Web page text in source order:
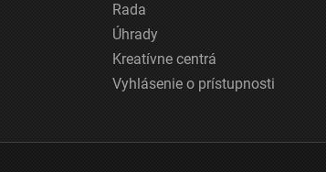
Rada
Úhrady
Kreatívne centrá
Vyhlásenie o prístupnosti